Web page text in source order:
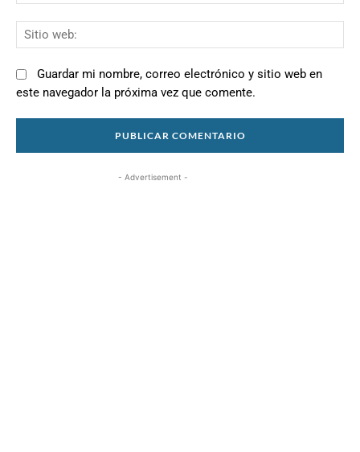
Guardar mi nombre, correo electrónico y sitio web en
este navegador la próxima vez que comente.
- Advertisement -